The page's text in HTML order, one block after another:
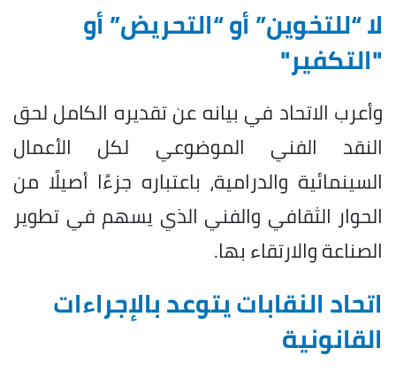
لا “للتخوين” أو “التحريض” أو
"التكفير"
وأعرب الاتحاد في بيانه عن تقديره الكامل لحق
النقد الفني الموضوعي لكل الأعمال
السينمائية والدرامية، باعتباره جزءًا أصيلًا من
الحوار الثقافي والفني الذي يسهم في تطوير
الصناعة والارتقاء بها.
اتحاد النقابات يتوعد بالإجراءات
القانونية